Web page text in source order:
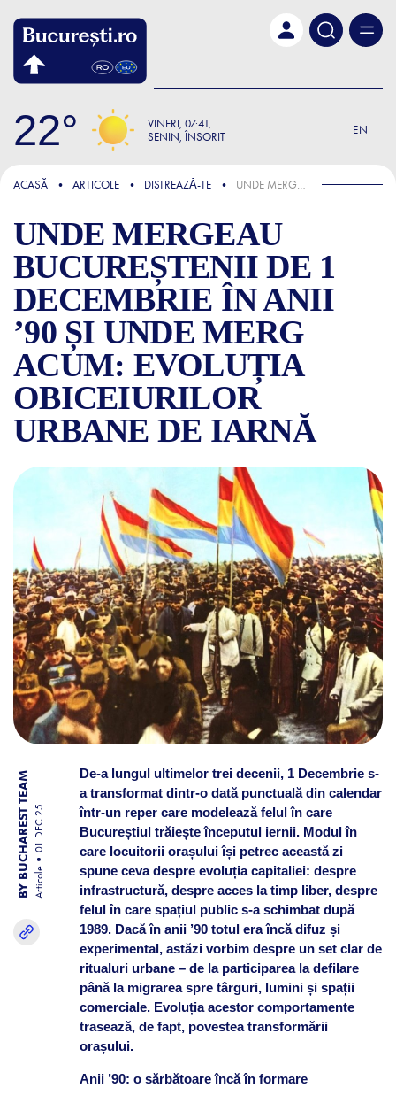
22 VINERI 07:41
SENIN, ÎNSORIT
EN
FOCUS
ACASĂ ARTICOLE DISTREAZǍ-TE UNDE MERGEAU BUCUREȘTENII DE 1 DECEMBRIE ÎN ANII ’90 ȘI UNDE MERG ACUM: EVOLUȚIA OBICEIURILOR URBANE DE IARNĂ
UNDE MERGEAU
BUCUREȘTENII DE 1
DECEMBRIE ÎN ANII
’90 ȘI UNDE MERG
ACUM: EVOLUȚIA
OBICEIURILOR
URBANE DE IARNĂ
UNDE MERGEAU
BY BUCHAREST TEAM Articole
01 DEC 25
De-a lungul ultimelor trei decenii, 1 Decembrie s-
a transformat dintr-o dată punctuală din calendar
într-un reper care modelează felul în care
Bucureștiul trăiește începutul iernii. Modul în
care locuitorii orașului își petrec această zi
spune ceva despre evoluția capitaliei: despre
infrastructură, despre acces la timp liber, despre
felul în care spațiul public s-a schimbat după
1989. Dacă în anii ’90 totul era încă difuz și
experimental, astăzi vorbim despre un set clar de
ritualuri urbane – de la participarea la defilare
până la migrarea spre târguri, lumini și spații
comerciale. Evoluția acestor comportamente
trasează, de fapt, povestea transformării
orașului.
Anii ’90: o sărbătoare încă în formare